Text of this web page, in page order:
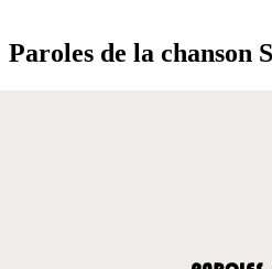
Paroles de la chanson